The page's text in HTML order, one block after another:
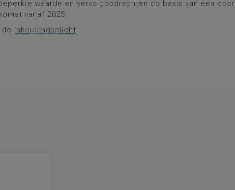
waarde en vervolgopdrachten op basis van een door
vanaf 2025;
de inhoudingsplicht;